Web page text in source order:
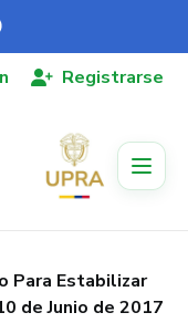
Registrarse
Para Estabilizar
de Junio de 2017